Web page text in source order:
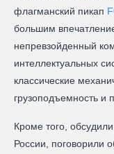
флагманский пикап
большим
непревзойденный
интеллектуальных
классические
грузоподъемность и
Кроме того,
России, поговорили